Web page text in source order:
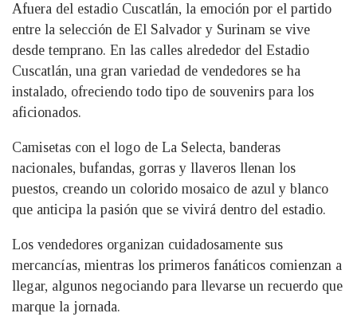
Afuera del estadio Cuscatlán, la emoción por el partido
entre la selección de El Salvador y Surinam se vive
desde temprano. En las calles alrededor del Estadio
Cuscatlán, una gran variedad de vendedores se ha
instalado, ofreciendo todo tipo de souvenirs para los
aficionados.
Camisetas con el logo de La Selecta, banderas
nacionales, bufandas, gorras y llaveros llenan los
puestos, creando un colorido mosaico de azul y blanco
que anticipa la pasión que se vivirá dentro del estadio.
Los vendedores organizan cuidadosamente sus
mercancías, mientras los primeros fanáticos comienzan a
llegar, algunos negociando para llevarse un recuerdo que
marque la jornada.